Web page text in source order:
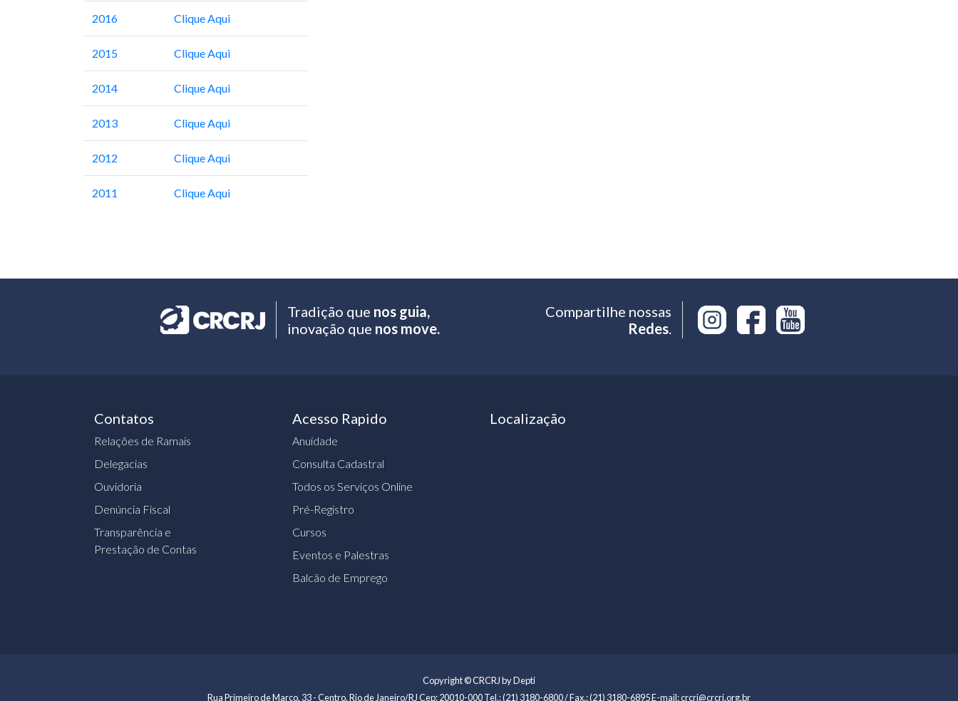
2016 Clique Aqui
2015 Clique Aqui
2014 Clique Aqui
2013 Clique Aqui
2012 Clique Aqui
2011 Clique Aqui
Tradição que nos guia,
inovação que nos move.
Compartilhe nossas
Redes.
Contatos
Relações de Ramais
Delegacias
Ouvidoria
Denúncia Fiscal
Transparência e
Prestação de Contas
Acesso Rapido
Anuidade
Consulta Cadastral
Todos os Serviços Online
Pré-Registro
Cursos
Eventos e Palestras
Balcão de Emprego
Localização
Copyright © CRCRJ by Depti
Rua Primeiro de Março, 33 - Centro, Rio de Janeiro/RJ Cep: 20010-000 Tel.: (21) 3180-6800 / Fax.: (21) 3180-6895 E-mail: crcrj@crcrj.org.br